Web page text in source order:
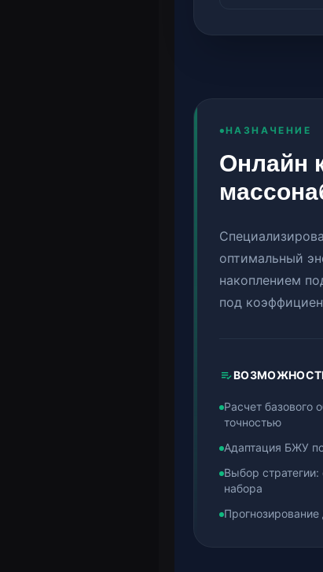
НАЗНАЧЕНИЕ
Онлайн
оптимальный
накоплением
под
Расчет базового
точностью
Адаптация БЖУ
Выбор
набора